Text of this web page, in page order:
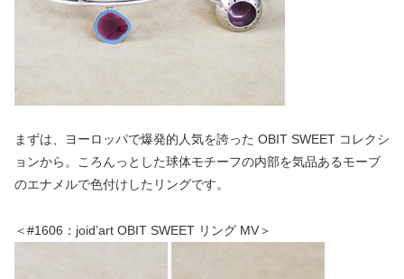
まずは、ヨーロッパで爆発的人気を誇った OBIT SWEET コレクシ
ョンから。ころんっとした球体モチーフの内部を気品あるモーブ
のエナメルで色付けしたリングです。
＜#1606：joid’art OBIT SWEET リング MV＞